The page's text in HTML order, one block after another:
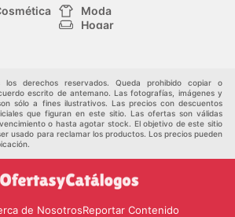
Moda
Hogar
derechos reservados. Queda prohibido copiar o
escrito de antemano. Las fotografías, imágenes y
sólo a fines ilustrativos. Las precios con descuentos
que figuran en este sitio. Las ofertas son válidas
o hasta agotar stock. El objetivo de este sitio
usado para reclamar los productos. Los precios pueden
de NosotrosReportar Contenido